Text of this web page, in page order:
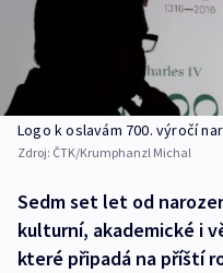
Logo k oslavám 700. výročí
Zdroj: ČTK/Krumphanzl Michal
Sedm set let od
kulturní, akademické i
které připadá na příští